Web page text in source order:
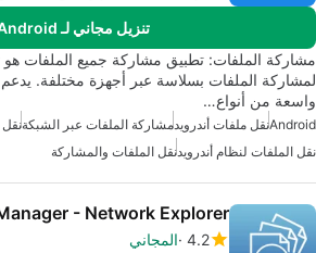
تنزيل مجاني لـ Android
مشاركة الملفات: تطبيق مشاركة جميع الملفات
لمشاركة الملفات بسلاسة عبر أجهزة مختلفة. يدعم
واسعة من أنواع…
Androidنقل ملفات أندرويدمشاركة الملفات عبر الشبكةنقل
نقل الملفات لنظام أندرويدنقل الملفات والمشاركة
- Network Explorer
4.2 المجاني